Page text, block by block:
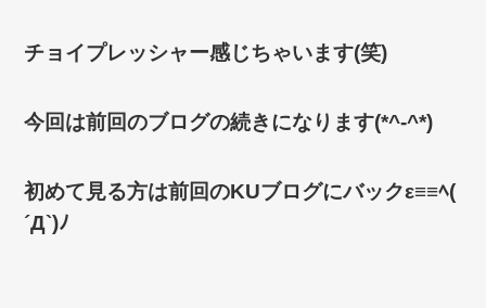
チョイプレッシャー感じちゃいます(笑)
今回は前回のブログの続きになります(*^-^*)
初めて見る方は前回のKUブログにバックε≡≡ﾍ(
´Д`)ﾉ